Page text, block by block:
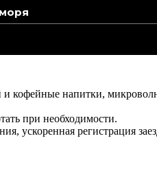
и кофейные напитки,
при необходимости.
ускоренная регистрация